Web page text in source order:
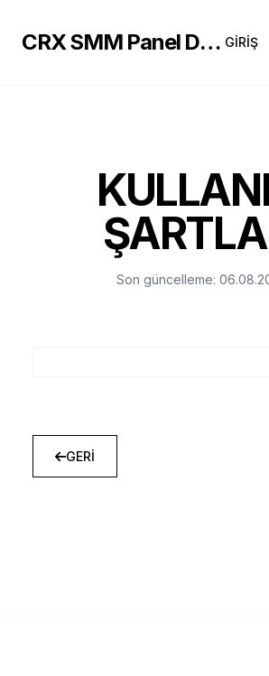
CRX SMM Panel Demo GİRİŞ
Son güncelleme:
GERİ